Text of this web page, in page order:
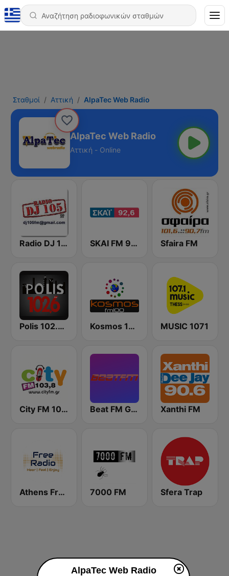
Σταθμοί Αττική AlpaTec Web Radio
AlpaTec Web Radio
Αττική - Online
Radio DJ 105 SKAI FM 92.6 Sfaira FM
Polis 102.6 FM Kosmos 100.0 FM MUSIC 1071
City FM 103.8 Beat FM Greece Xanthi FM
Athens Free Radio 7000 FM Sfera Trap
AlpaTec Web Radio